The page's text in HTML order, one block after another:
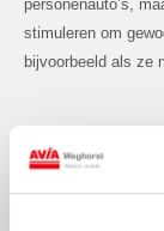
personenauto’s,
stimuleren om
bijvoorbeeld als ze
Slim laden